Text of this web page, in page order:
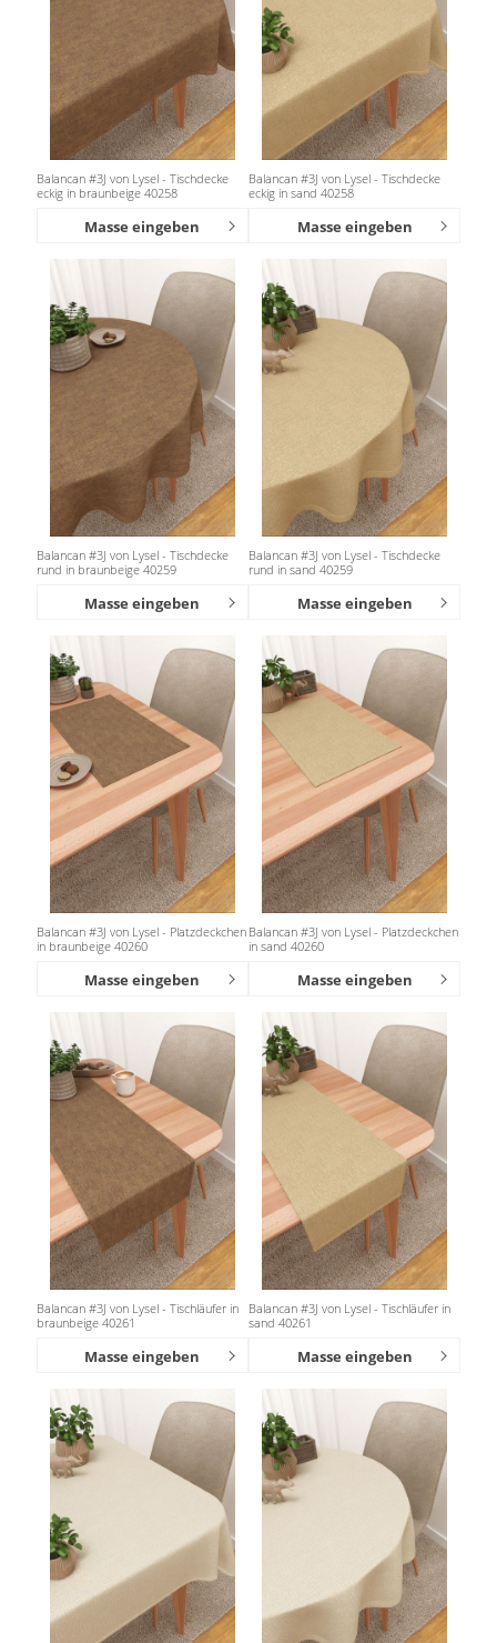
Balancan #3J von Lysel - Tischdecke
eckig in braunbeige 40258
Masse eingeben
Balancan #3J von Lysel - Tischdecke
eckig in sand 40258
Masse eingeben
Balancan #3J von Lysel - Tischdecke
rund in braunbeige 40259
Masse eingeben
Balancan #3J von Lysel - Tischdecke
rund in sand 40259
Masse eingeben
Balancan #3J von Lysel - Platzdeckchen
in braunbeige 40260
Masse eingeben
Balancan #3J von Lysel - Platzdeckchen
in sand 40260
Masse eingeben
Balancan #3J von Lysel - Tischläufer in
braunbeige 40261
Masse eingeben
Balancan #3J von Lysel - Tischläufer in
sand 40261
Masse eingeben